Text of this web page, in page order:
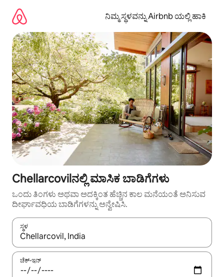
ಹೋಗಿ
ನಿಮ್ಮ ಸ್ಥಳವನ್ನು Airbnb ಯಲ್ಲಿ ಹಾಕಿ
Chellarcovilನಲ್ಲಿ ಮಾಸಿಕ ಬಾಡಿಗೆಗಳು
ಒಂದು ತಿಂಗಳು ಅಥವಾ ಅದಕ್ಕಿಂತ ಹೆಚ್ಚಿನ ಕಾಲ ಮನೆಯಂತೆ ಅನಿಸುವ
ದೀರ್ಘಾವಧಿಯ ಬಾಡಿಗೆಗಳನ್ನು ಅನ್ವೇಷಿಸಿ.
ಸ್ಥಳ
ಫಲಿತಾಂಶಗಳು ಲಭ್ಯವಿರುವಾಗ, ಅಪ್ ಮತ್ತು ಡೌನ್ ಬಾಣದ ಕೀಲಿಗಳೊಂದಿಗೆ
ಚೆಕ್-ಇನ್